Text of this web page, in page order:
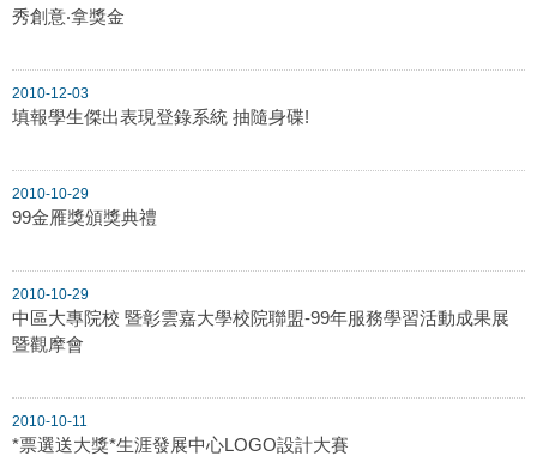
秀創意‧拿獎金
2010-12-03
填報學生傑出表現登錄系統 抽隨身碟!
2010-10-29
99金雁獎頒獎典禮
2010-10-29
中區大專院校 暨彰雲嘉大學校院聯盟-99年服務學習活動成果展
暨觀摩會
2010-10-11
*票選送大獎*生涯發展中心LOGO設計大賽